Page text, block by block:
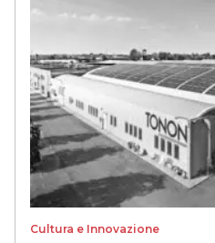
Cultura e Innovazione